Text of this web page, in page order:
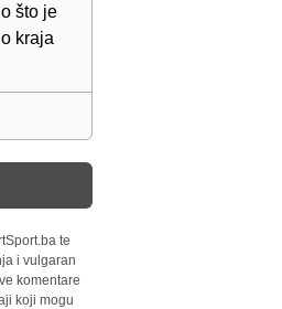
što je
kraja
te
i vulgaran
komentare
koji mogu